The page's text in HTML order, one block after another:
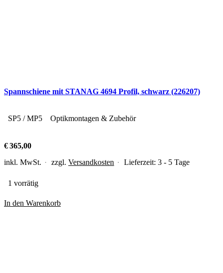
Spannschiene mit STANAG 4694 Profil, schwarz (226207)
SP5 / MP5 Optikmontagen & Zubehör
€365,00
inkl. MwSt.
zzgl.Versandkosten Lieferzeit:3 - 5 Tage
1 vorrätig
In den Warenkorb